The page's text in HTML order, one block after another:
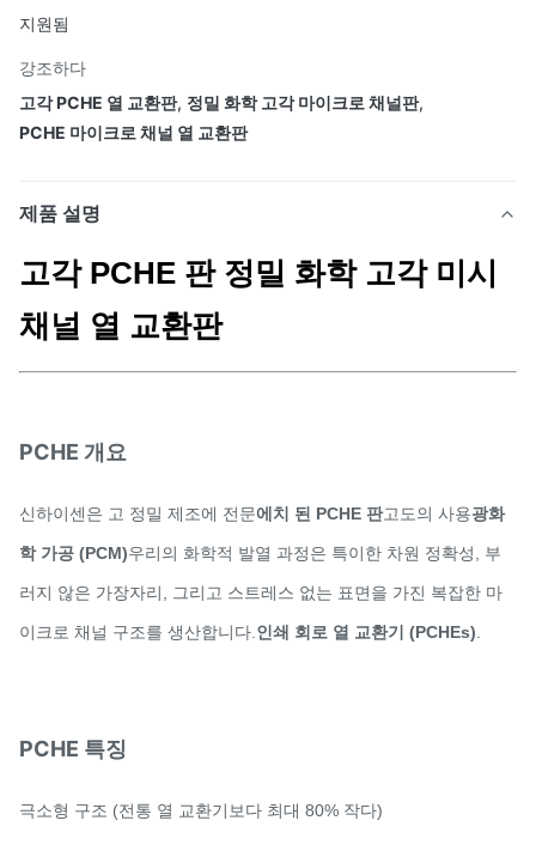
지원됨
강조하다
고각 PCHE 열 교환판, 정밀 화학 고각 마이크로 채널판,
PCHE 마이크로 채널 열 교환판
제품 설명
고각 PCHE 판 정밀 화학 고각 미시
채널 열 교환판
PCHE 개요
신하이센은 고 정밀 제조에 전문에치 된 PCHE 판고도의 사용광화
학 가공 (PCM)우리의 화학적 발열 과정은 특이한 차원 정확성, 부
러지 않은 가장자리, 그리고 스트레스 없는 표면을 가진 복잡한 마
이크로 채널 구조를 생산합니다. 인쇄 회로 열 교환기 (PCHEs)
PCHE 특징
극소형 구조 (전통 열 교환기보다 최대 80% 작다)